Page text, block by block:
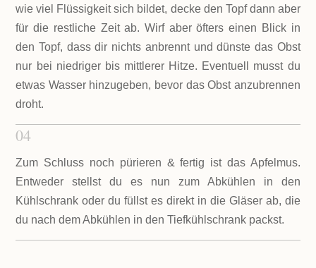
wie viel Flüssigkeit sich bildet, decke den Topf dann aber
für die restliche Zeit ab. Wirf aber öfters einen Blick in
den Topf, dass dir nichts anbrennt und dünste das Obst
nur bei niedriger bis mittlerer Hitze. Eventuell musst du
etwas Wasser hinzugeben, bevor das Obst anzubrennen
droht.
04
Zum Schluss noch pürieren & fertig ist das Apfelmus.
Entweder stellst du es nun zum Abkühlen in den
Kühlschrank oder du füllst es direkt in die Gläser ab, die
du nach dem Abkühlen in den Tiefkühlschrank packst.